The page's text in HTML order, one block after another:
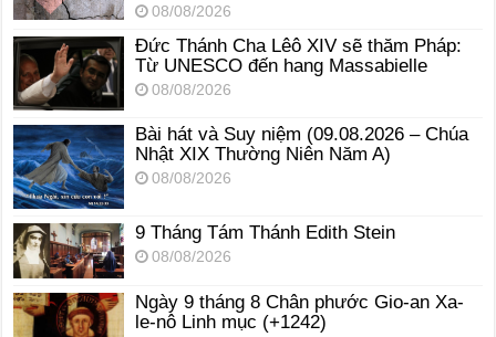
08/08/2026
Đức Thánh Cha Lêô XIV sẽ thăm Pháp:
Từ UNESCO đến hang Massabielle
08/08/2026
Bài hát và Suy niệm (09.08.2026 – Chúa
Nhật XIX Thường Niên Năm A)
08/08/2026
9 Tháng Tám Thánh Edith Stein
08/08/2026
Ngày 9 tháng 8 Chân phước Gio-an Xa-
le-nô Linh mục (+1242)